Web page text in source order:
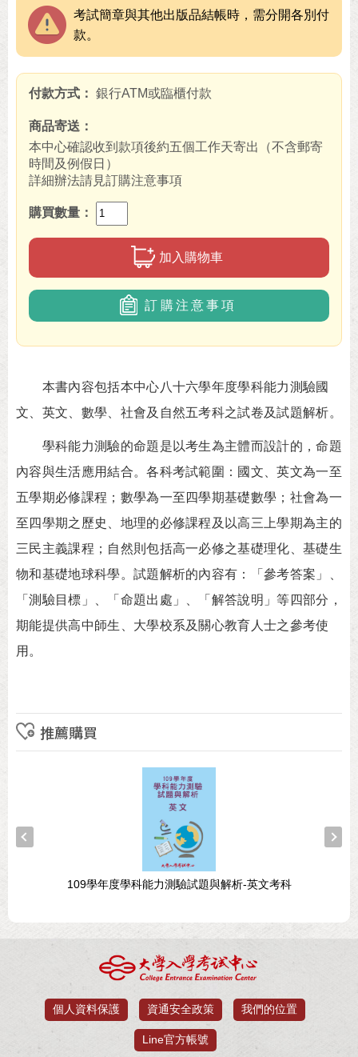
考試簡章與其他出版品結帳時，需分開各別付
款。
付款方式 銀行ATM或臨櫃付款
商品寄送
本中心確認收到款項後約五個工作天寄出（不含郵寄
時間及例假日）
詳細辦法請見訂購注意事項
購買數量
加入購物車
訂購注意事項
本書內容包括本中心八十六學年度學科能力測驗國
文、英文、數學、社會及自然五考科之試卷及試題解析。
學科能力測驗的命題是以考生為主體而設計的，命題
內容與生活應用結合。各科考試範圍：國文、英文為一至
五學期必修課程；數學為一至四學期基礎數學；社會為一
至四學期之歷史、地理的必修課程及以高三上學期為主的
三民主義課程；自然則包括高一必修之基礎理化、基礎生
物和基礎地球科學。試題解析的內容有：「參考答案」、
「測驗目標」、「命題出處」、「解答說明」等四部分，
期能提供高中師生、大學校系及關心教育人士之參考使
用。
推薦購買
109學年度學科能力測驗試題與解析-英文考科
個人資料保護 資通安全政策 我們的位置
Line官方帳號